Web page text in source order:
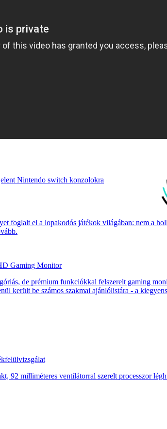
Nintendo switch konzolokra
foglalt el a lopakodós játékok világában: nem a
Gaming Monitor
de prémium funkciókkal felszerelt gaming
került be számos szakmai ajánlólistára - a
milliméteres ventilátorral szerelt processzor